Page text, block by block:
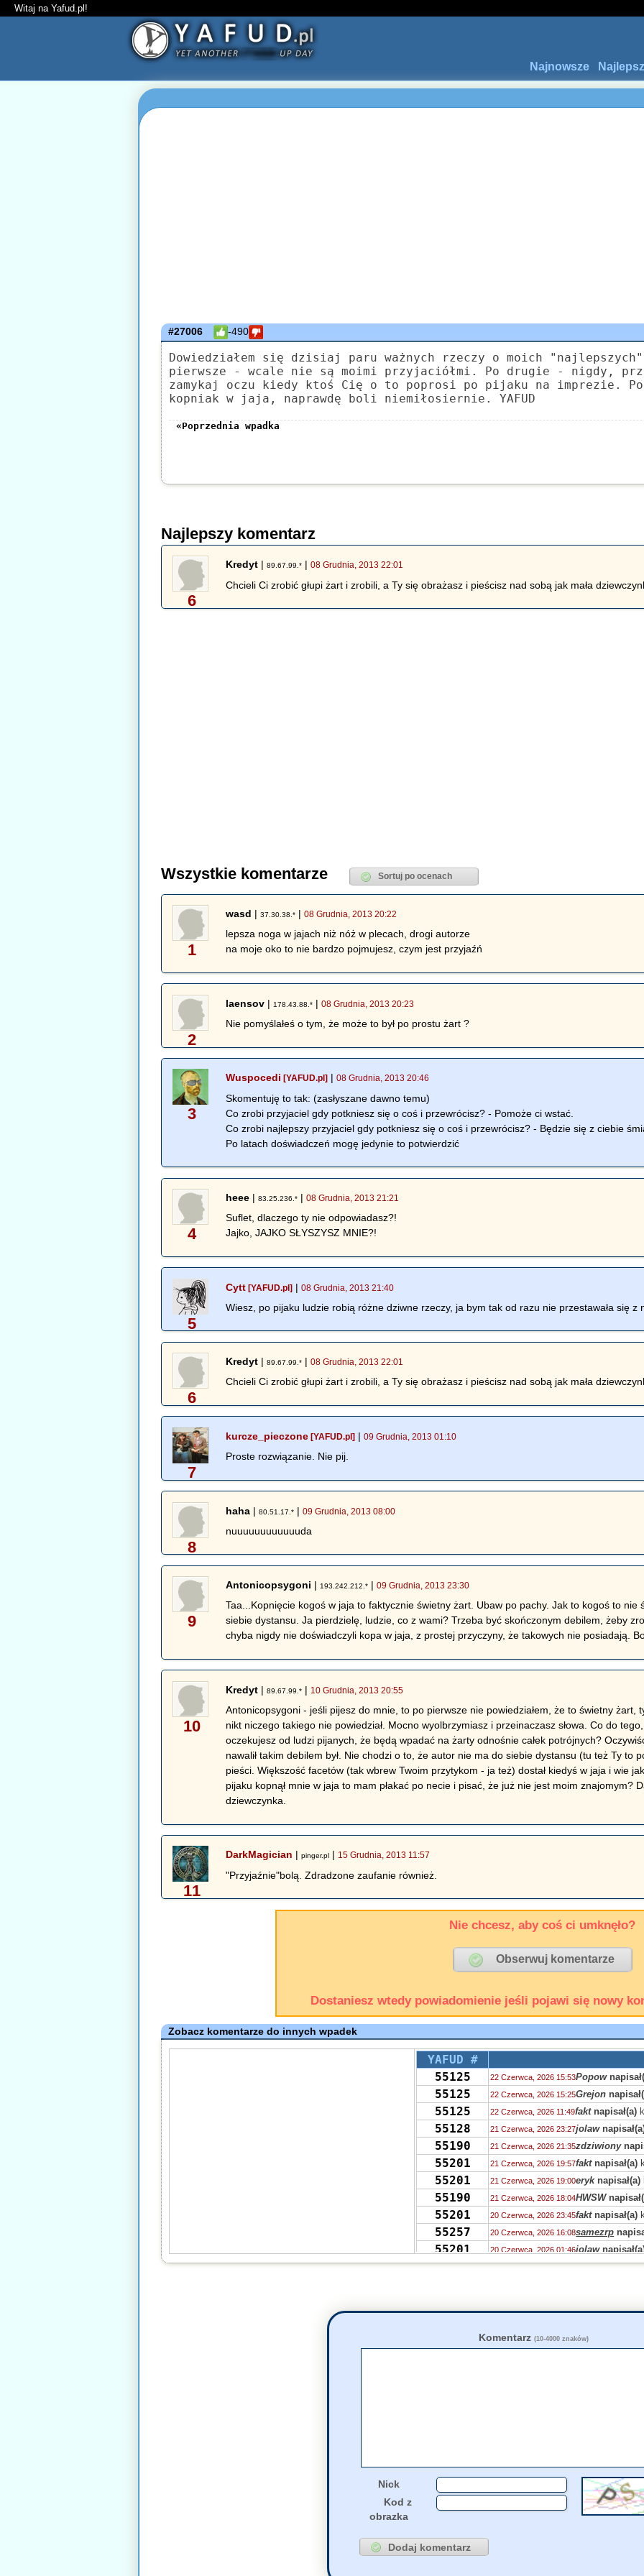
Witaj na Yafud.pl!
Najnowsze
#27006 -490
Dowiedziałem się dzisiaj paru ważnych rzeczy o moich
pierwsze - wcale nie są moimi przyjaciółmi. Po drugie - nigdy,
zamykaj oczu kiedy ktoś Cię o to poprosi po pijaku na imprezie.
kopniak w jaja, naprawdę boli niemiłosiernie. YAFUD
«Poprzednia wpadka
Najlepszy komentarz
6
Kredyt |89.67.99.* |08 Grudnia, 2013 22:01
Chcieli Ci zrobić głupi żart i zrobili, a Ty się obrażasz i pieścisz nad sobą jak mała
Wszystkie komentarze
1
wasd |37.30.38.* |08 Grudnia, 2013 20:22
lepsza noga w jajach niż nóż w plecach, drogi autorze
na moje oko to nie bardzo pojmujesz, czym jest przyjaźń
2
laensov | 178.43.88.* |08 Grudnia, 2013 20:23
Nie pomyślałeś o tym, że może to był po prostu żart ?
3
Wuspocedi [YAFUD.pl] |08 Grudnia, 2013 20:46
Skomentuję to tak: (zasłyszane dawno temu)
Co zrobi przyjaciel gdy potkniesz się o coś i przewrócisz? - Pomoże ci wstać.
Co zrobi najlepszy przyjaciel gdy potkniesz się o coś i przewrócisz? - Będzie się z ciebie
Po latach doświadczeń mogę jedynie to potwierdzić
4
heee |83.25.236.* |08 Grudnia, 2013 21:21
Suflet, dlaczego ty nie odpowiadasz?!
Jajko, JAJKO SŁYSZYSZ MNIE?!
5
Cytt [YAFUD.pl] |08 Grudnia, 2013 21:40
Wiesz, po pijaku ludzie robią różne dziwne rzeczy, ja bym tak od razu nie przestawała się
6
Kredyt |89.67.99.* |08 Grudnia, 2013 22:01
Chcieli Ci zrobić głupi żart i zrobili, a Ty się obrażasz i pieścisz nad sobą jak mała
7
kurcze_pieczone [YAFUD.pl] |09 Grudnia, 2013 01:10
Proste rozwiązanie. Nie pij.
8
haha |80.51.17.* |09 Grudnia, 2013 08:00
nuuuuuuuuuuuuda
9
Antonicopsygoni | 193.242.212.* |09 Grudnia, 2013 23:30
Taa...Kopnięcie kogoś w jaja to faktycznie świetny żart. Ubaw po pachy. Jak to kogoś to
siebie dystansu. Ja pierdzielę, ludzie, co z wami? Trzeba być skończonym debilem, żeby
chyba nigdy nie doświadczyli kopa w jaja, z prostej przyczyny, że takowych nie posiadają.
10
Kredyt |89.67.99.* | 10 Grudnia, 2013 20:55
Antonicopsygoni - jeśli pijesz do mnie, to po pierwsze nie powiedziałem, że to świetny żart,
nikt niczego takiego nie powiedział. Mocno wyolbrzymiasz i przeinaczasz słowa. Co do
oczekujesz od ludzi pijanych, że będą wpadać na żarty odnośnie całek potrójnych?
nawalił takim debilem był. Nie chodzi o to, że autor nie ma do siebie dystansu (tu też Ty to
pieści. Większość facetów (tak wbrew Twoim przytykom - ja też) dostał kiedyś w jaja i wie
pijaku kopnął mnie w jaja to mam płakać po necie i pisać, że już nie jest moim znajomym?
dziewczynka.
11
DarkMagician |pinger.pl | 15 Grudnia, 2013 11:57
"Przyjaźnie"bolą. Zdradzone zaufanie również.
Nie chcesz, aby coś ci umknęło?
Dostaniesz wtedy powiadomienie jeśli pojawi się nowy
Zobacz komentarze do innych wpadek
YAFUD #
55125
22 Czerwca, 2026 15:53Popow
55125 22 Czerwca, 2026 15:25Grejon
55125 22 Czerwca, 2026 11:49faktnapisał(a)
55128 21 Czerwca, 2026 23:27jolaw
55190 21 Czerwca, 2026 21:35zdziwiony
55201 21 Czerwca, 2026 19:57faktnapisał(a)
55201 21 Czerwca, 2026 19:00eryknapisał(a)
55190 21 Czerwca, 2026 18:04HWSW
55201 20 Czerwca, 2026 23:45faktnapisał(a)
55257 20 Czerwca, 2026 16:08samezrp
55201 20 Czerwca, 2026 01:46jolaw
55189 19 Czerwca, 2026 07:03kamil333333
18 Czerwca, 2026 12:33fakt
55223 Przyjazna
Komentarz (10-4000 znaków)
Nick
Kod z
obrazka